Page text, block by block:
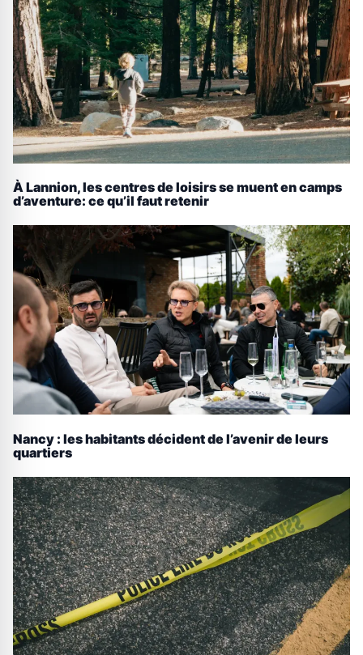
À Lannion, les centres de loisirs se muent en camps
d’aventure: ce qu’il faut retenir
Nancy : les habitants décident de l’avenir de leurs
quartiers